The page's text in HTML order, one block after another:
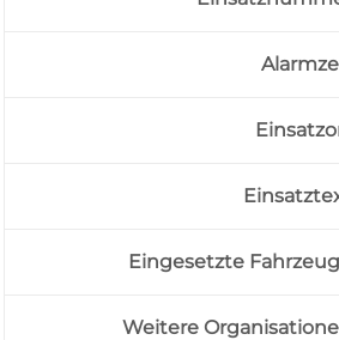
Eingesetzte
Weitere